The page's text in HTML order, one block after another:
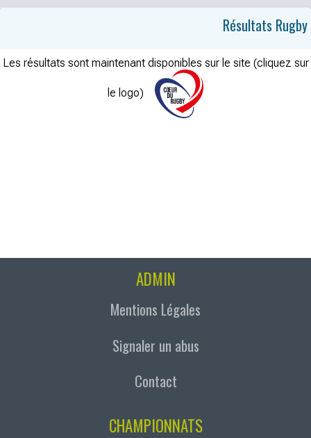
Résultats Rugby
Les résultats sont maintenant disponibles sur le site (cliquez sur
le logo)
ADMIN
Mentions Légales
Signaler un abus
Contact
CHAMPIONNATS